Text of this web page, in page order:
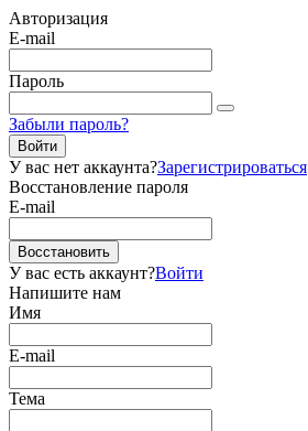
Авторизация
E-mail
Пароль
Забыли пароль?
Войти
У вас нет аккаунта?Зарегистрироваться
Восстановление пароля
E-mail
Восстановить
У вас есть аккаунт?Войти
Напишите нам
Имя
E-mail
Тема